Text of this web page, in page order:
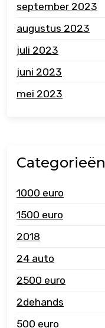
september 2023
augustus 2023
juli 2023
juni 2023
mei 2023
Categorieën
1000 euro
1500 euro
2018
24 auto
2500 euro
2dehands
500 euro